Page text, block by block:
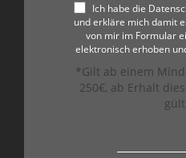
Ich habe die
und erkläre mich damit
von mir im Formular
elektronisch erhoben
*Gilt ab einem
250€, ab Erhalt